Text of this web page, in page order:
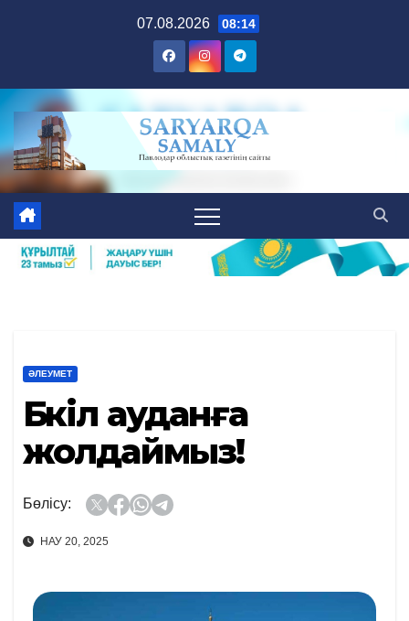
07.08.2026 08:14
ӘЛЕУМЕТ
Бүкіл ауданға
жолдаймыз!
Бөлісу:
НАУ 20, 2025